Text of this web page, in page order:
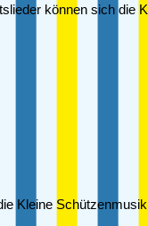
können sich die
Kleine